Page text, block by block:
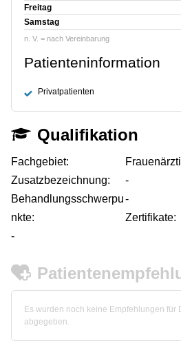
Freitag
Samstag
n. V. = nach Vereinbarung
Patienteninformation
Privatpatienten
Qualifikation
Fachgebiet:
Zusatzbezeichnung:
-
Behandlungsschwerpu
nkte:
-
Zertifikate:
-
Es wurden noch keine Empfehlungen für
abgegeben.